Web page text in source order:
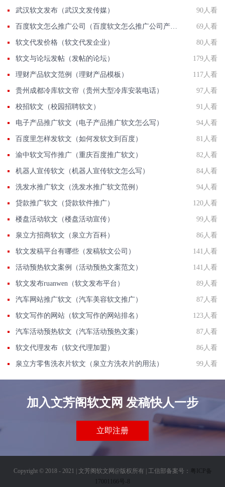
武汉软文发布（武汉文发传媒） 90人看
百度软文怎么推广公司（百度软文怎么推广公司产品） 69人看
软文代发价格（软文代发企业） 80人看
软文与论坛发帖（发帖的论坛） 179人看
理财产品软文范例（理财产品模板） 117人看
贵州成都冷库软文帘（贵州大型冷库安装电话） 97人看
校招软文（校园招聘软文） 91人看
电子产品推广软文（电子产品推广软文怎么写） 94人看
百度里怎样发软文（如何发软文到百度） 81人看
渝中软文写作推广（重庆百度推广软文） 82人看
机器人宣传软文（机器人宣传软文怎么写） 84人看
洗发水推广软文（洗发水推广软文范例） 94人看
贷款推广软文（贷款软件推广） 120人看
楼盘活动软文（楼盘活动宣传） 99人看
泉立方招商软文（泉立方百科） 86人看
软文发稿平台有哪些（发稿软文公司） 141人看
活动预热软文案例（活动预热文案范文） 141人看
软文发布ruanwen（软文发布平台） 89人看
汽车网站推广软文（汽车美容软文推广） 87人看
软文写作的网站（软文写作的网站排名） 123人看
汽车活动预热软文（汽车活动预热文案） 87人看
软文代理发布（软文代理加盟） 86人看
泉立方零售洗衣片软文（泉立方洗衣片的用法） 99人看
加入文芳阁软文网 发稿快人一步
立即注册
Copyright © 2018 - 2021 | 文芳阁软文网@版权所有 | 工信部备案号： 粤ICP备
17001166号-8